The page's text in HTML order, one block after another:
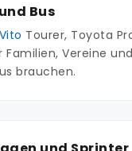
Bus
Tourer, Toyota
Vereine
brauchen.